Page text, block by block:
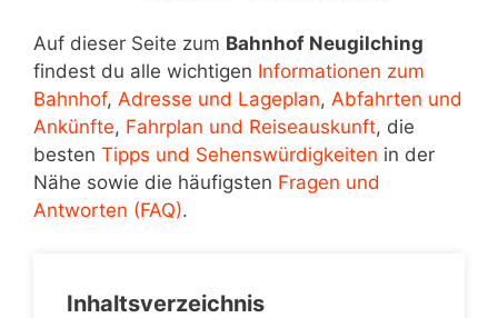
Auf dieser Seite zum Bahnhof Neugilching
findest du alle wichtigen Informationen zum
Bahnhof, Adresse und Lageplan, Abfahrten und
Ankünfte, Fahrplan und Reiseauskunft, die
besten Tipps und Sehenswürdigkeiten in der
Nähe sowie die häufigsten Fragen und
Antworten (FAQ).
Inhaltsverzeichnis